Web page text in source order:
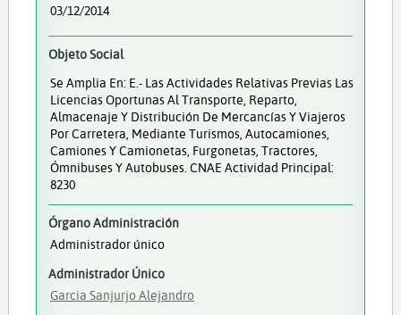
03/12/2014
Objeto Social
Se Amplia En: E.- Las Actividades Relativas Previas Las
Licencias Oportunas Al Transporte, Reparto,
Almacenaje Y Distribución De Mercancías Y Viajeros
Por Carretera, Mediante Turismos, Autocamiones,
Camiones Y Camionetas, Furgonetas, Tractores,
Ómnibuses Y Autobuses. CNAE Actividad Principal:
8230
Órgano Administración
Administrador único
Administrador Único
Garcia Sanjurjo Alejandro